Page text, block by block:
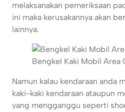
melaksanakan pemeriksaan
ini maka kerusakannya akan
lainnya.
Bengkel Kaki Mobil Area
Namun kalau kendaraan anda
kaki-kaki kendaraan ataupun
yang mengganggu seperti